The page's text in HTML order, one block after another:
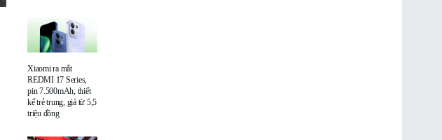
Xiaomi ra mắt
REDMI 17 Series,
pin 7.500mAh, thiết
kế trẻ trung, giá từ 5,5
triệu đồng